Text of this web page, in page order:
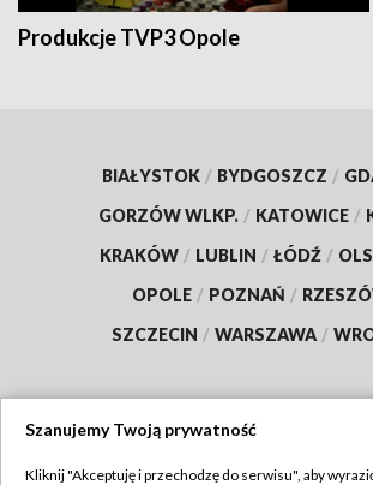
Produkcje TVP3 Opole
BIAŁYSTOK / BYDGOSZCZ /
GORZÓW WLKP. / KATOWICE /
KRAKÓW / LUBLIN / ŁÓDŹ /
OPOLE / POZNAŃ /
SZCZECIN / WARSZAWA /
Szanujemy Twoją prywatność
Kliknij "Akceptuję i przechodzę do serwisu", aby